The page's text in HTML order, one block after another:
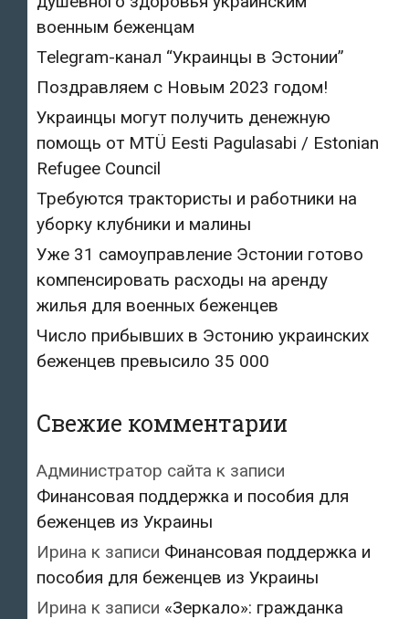
военным беженцам
Telegram-канал “Украинцы в Эстонии”
Поздравляем с Новым 2023 годом!
Украинцы могут получить денежную
помощь от MTÜ Eesti Pagulasabi / Estonian
Refugee Council
Требуются трактористы и работники на
уборку клубники и малины
Уже 31 самоуправление Эстонии готово
компенсировать расходы на аренду
жилья для военных беженцев
Число прибывших в Эстонию украинских
беженцев превысило 35 000
Свежие комментарии
Администратор сайта к записи
Финансовая поддержка и пособия для
беженцев из Украины
Ирина к записи Финансовая поддержка и
пособия для беженцев из Украины
Ирина к записи «Зеркало»: гражданка